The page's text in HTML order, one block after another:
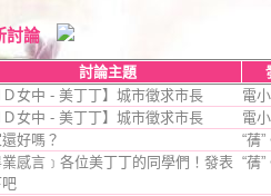
討論
討論主題
Ｄ女中 - 美丁丁】城市徵求市長
電
Ｄ女中 - 美丁丁】城市徵求市長
電
好嗎？
“蒨
業感言﹞各位美丁丁的同學們！發表 “蒨